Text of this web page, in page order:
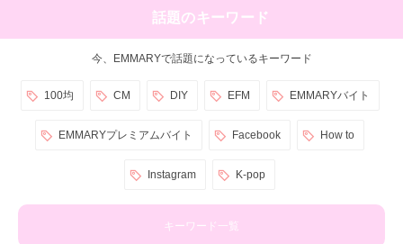
話題のキーワード
今、EMMARYで話題になっているキーワード
100均 CM DIY EFM EMMARYバイト
EMMARYプレミアムバイト Facebook How to
Instagram K-pop
キーワード一覧